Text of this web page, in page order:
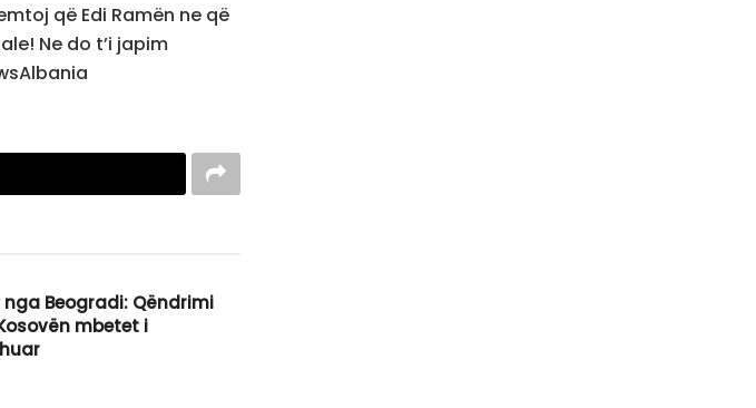
që Edi Ramën ne që
Ne do t’i japim
nga Beogradi: Qëndrimi
mbetet i